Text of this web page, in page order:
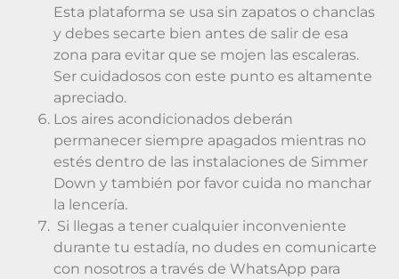
Esta plataforma se usa sin zapatos o chanclas
y debes secarte bien antes de salir de esa
zona para evitar que se mojen las escaleras.
Ser cuidadosos con este punto es altamente
apreciado.
Los aires acondicionados deberán
permanecer siempre apagados mientras no
estés dentro de las instalaciones de Simmer
Down y también por favor cuida no manchar
la lencería.
Si llegas a tener cualquier inconveniente
durante tu estadía, no dudes en comunicarte
con nosotros a través de WhatsApp para